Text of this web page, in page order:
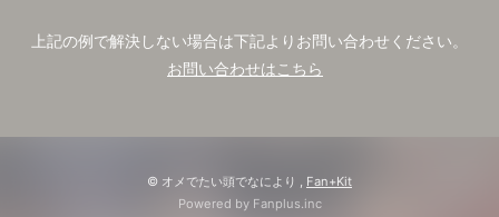
上記の例で解決しない場合は下記よりお問い合わせください。
お問い合わせはこちら
© オメでたい頭でなにより , Fan+Kit
Powered by Fanplus.inc